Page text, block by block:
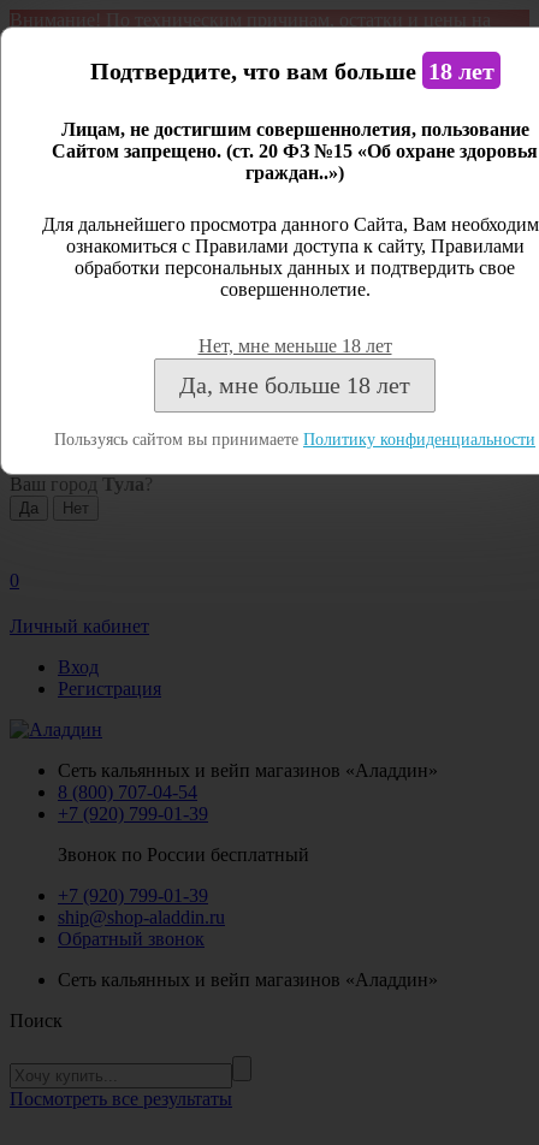
Внимание! По техническим причинам, остатки и цены на
является демонстрационным. Дистанционная продажа не
Открыть сайдбар
Личный кабинет
Закрыть
Посмотреть все результаты
Ваш город Тула ?
0
Личный кабинет
Вход
Регистрация
Сеть кальянных и вейп магазинов «Аладдин»
8 (800) 707-04-54
+7 (920) 799-01-39
Звонок по России бесплатный
+7 (920) 799-01-39
ship@shop-aladdin.ru
Обратный звонок
Сеть кальянных и вейп магазинов «Аладдин»
Поиск
Посмотреть все результаты
Подтвердите, что вам больше 18 лет
Лицам, не достигшим совершеннолетия, пользование
Сайтом запрещено. (ст. 20 ФЗ №15 «Об охране здоровья
граждан..»)
Для дальнейшего просмотра данного Сайта, Вам
ознакомиться с Правилами доступа к сайту, Правилами
обработки персональных данных и подтвердить свое
совершеннолетие.
Нет, мне меньше 18 лет
Да, мне больше 18 лет
Пользуясь сайтом вы принимаете Политику конфиденциальности